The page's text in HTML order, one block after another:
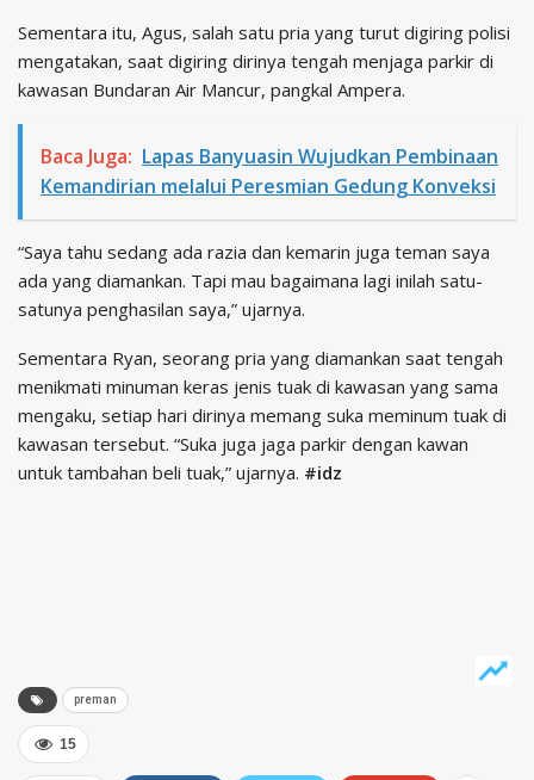
Sementara itu, Agus, salah satu pria yang turut digiring polisi
mengatakan, saat digiring dirinya tengah menjaga parkir di
kawasan Bundaran Air Mancur, pangkal Ampera.
Baca Juga: Lapas Banyuasin Wujudkan Pembinaan
Kemandirian melalui Peresmian Gedung Konveksi
“Saya tahu sedang ada razia dan kemarin juga teman saya
ada yang diamankan. Tapi mau bagaimana lagi inilah satu-
satunya penghasilan saya,” ujarnya.
Sementara Ryan, seorang pria yang diamankan saat tengah
menikmati minuman keras jenis tuak di kawasan yang sama
mengaku, setiap hari dirinya memang suka meminum tuak di
kawasan tersebut. “Suka juga jaga parkir dengan kawan
untuk tambahan beli tuak,” ujarnya. #idz
preman
15